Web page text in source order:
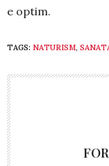
e optim.
TAGS: NATURISM,